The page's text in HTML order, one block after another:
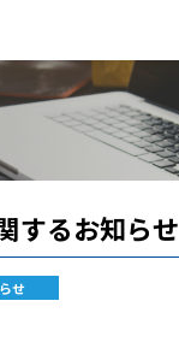
するお知らせ
せ